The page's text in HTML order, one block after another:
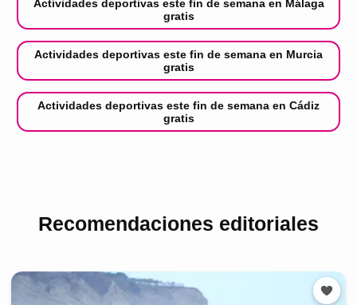
Actividades deportivas este fin de semana en Málaga
gratis
Actividades deportivas este fin de semana en Murcia
gratis
Actividades deportivas este fin de semana en Cádiz
gratis
Recomendaciones editoriales